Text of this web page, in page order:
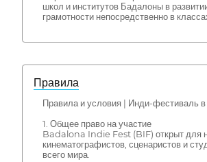
школ и институтов Бадалоны в
грамотности непосредственно в
Правила
Правила и условия | Инди-фестиваль
1. Общее право на участие
Badalona Indie Fest (BIF) открыт для
кинематографистов, сценаристов и
всего мира.